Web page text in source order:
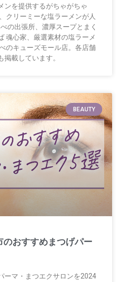
ンを提供するがちゃがちゃ
クリーミーな塩ラーメンが人
の出張所、濃厚スープとまく
魂心家、厳選素材の塩ラーメ
のキューズモール店。各店舗
載しています。
BEAUTY
のおすすめまつげパー
ーマ・まつエクサロンを2024